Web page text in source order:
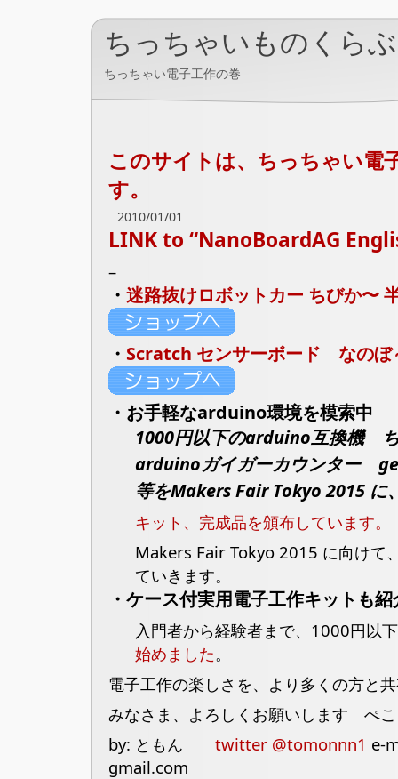
ちっちゃいものくらぶ
ちっちゃい電子工作の巻
このサイトは、ちっちゃい電
す。
2010/01/01
LINK to “NanoBoardAG
–
・ 迷路抜けロボットカー ちびか〜
・ Scratch センサーボード なのぼ
・お手軽なarduino環境を模索中
1000円以下のarduino互換機
arduinoガイガーカウンター
等をMakers Fair Tokyo 2015 に
キット、完成品を頒布しています。
Makers Fair Tokyo 2015 に向けて
ていきます。
・ケース付実用電子工作キットも
入門者から経験者まで、1000円以
始めました。
電子工作の楽しさを、より多くの方と
みなさま、よろしくお願いします ぺこ
by: ともん twitter @tomonnn1 e-
gmail.com